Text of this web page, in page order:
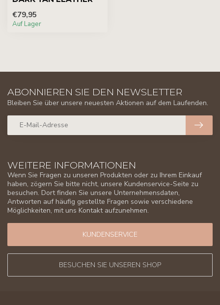
€79,95
Auf Lager
WEITERE INFORMATIONEN
Wenn Sie Fragen zu unseren Produkten oder zu Ihrem Einkauf
haben, zögern Sie bitte nicht, unsere Kundenservice-Seite zu
besuchen. Dort finden Sie unsere Unternehmensdaten,
Antworten auf häufig gestellte Fragen sowie verschiedene
Möglichkeiten, mit uns Kontakt aufzunehmen.
KUNDENSERVICE
BESUCHEN SIE UNSEREN SHOP
ABONNIEREN SIE DEN NEWSLETTER
Bleiben Sie über unsere neuesten Aktionen auf dem Laufenden.